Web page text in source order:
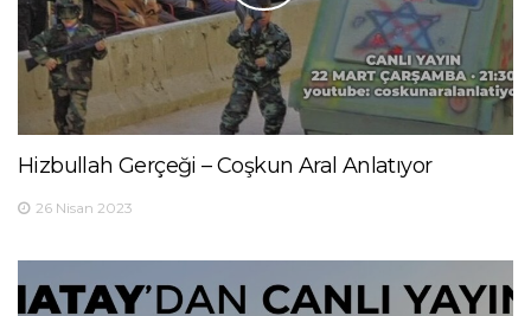
Hizbullah Gerçeği – Coşkun Aral Anlatıyor
26 Nisan 2023